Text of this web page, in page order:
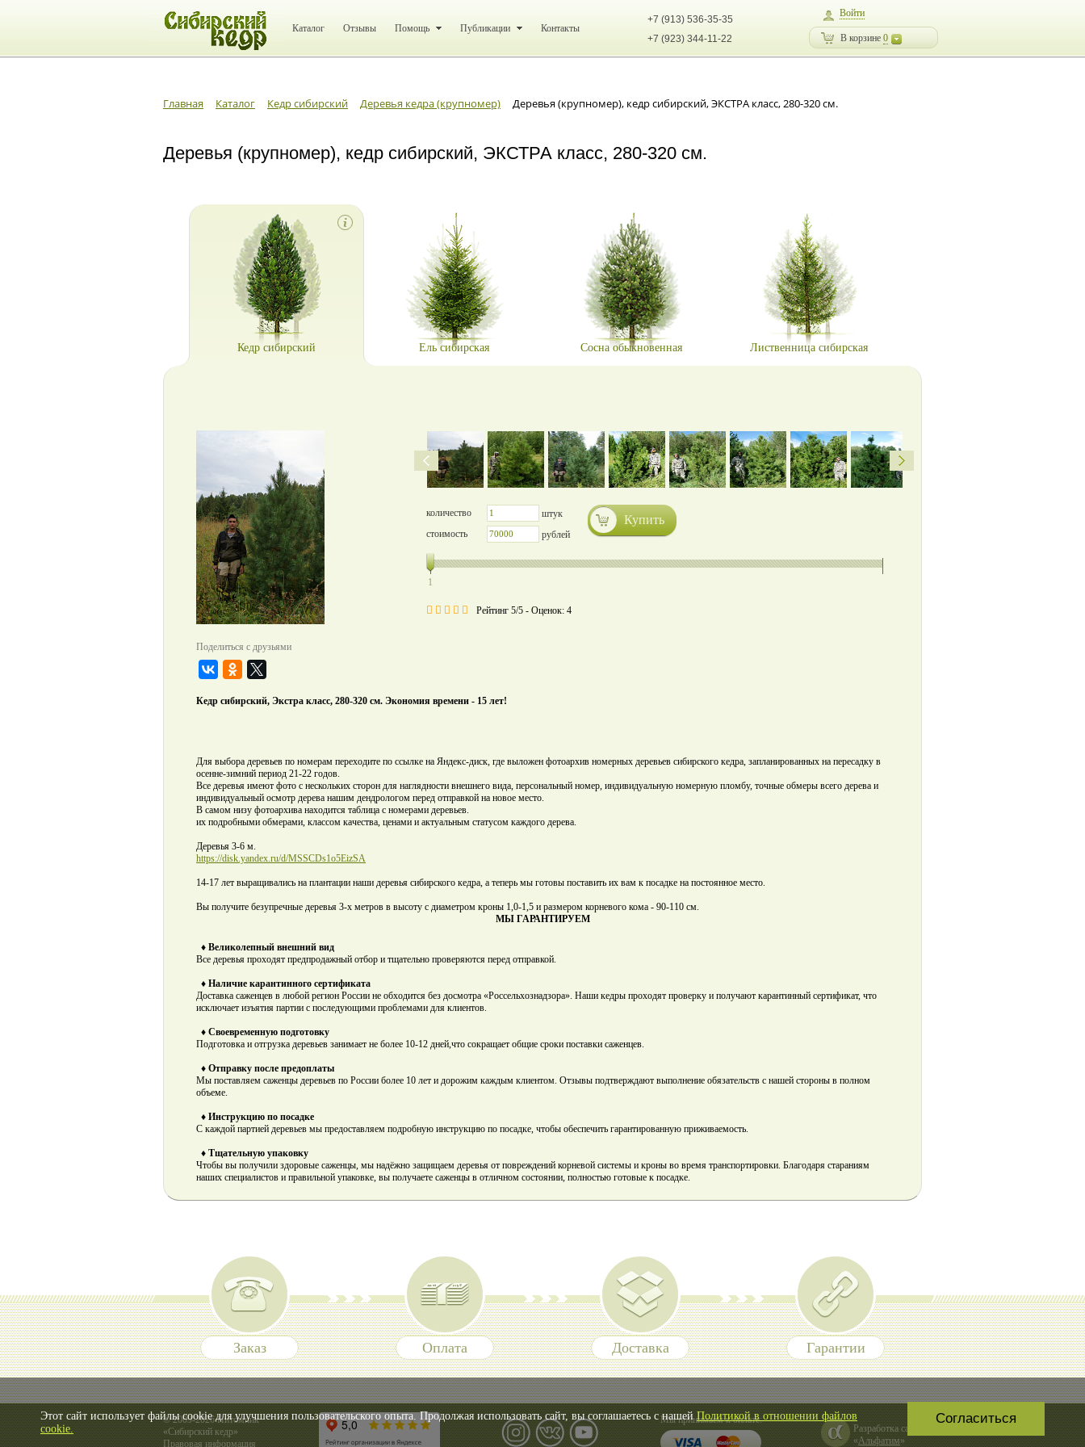
Войти
В корзине 0
+7 (913) 536-35-35
+7 (923) 344-11-22
Каталог Отзывы Помощь Публикации Контакты
Главная Каталог Кедр сибирский Деревья кедра (крупномер) Деревья (крупномер), кедр сибирский, ЭКСТРА класс, 280-320 см.
Деревья (крупномер), кедр сибирский, ЭКСТРА класс, 280-320 см.
Кедр сибирский Ель сибирская Сосна обыкновенная Лиственница сибирская
количество
штук
стоимость
рублей
Купить
1
Рейтинг 5/5 - Оценок: 4
Поделиться с друзьями
Кедр сибирский, Экстра класс, 280-320 см. Экономия времени - 15 лет!
Для выбора деревьев по номерам переходите по ссылке на Яндекс-диск, где выложен фотоархив номерных деревьев сибирского кедра, запланированных на пересадку в
осенне-зимний период 21-22 годов.
Все деревья имеют фото с нескольких сторон для наглядности внешнего вида, персональный номер, индивидуальную номерную пломбу, точные обмеры всего дерева и
индивидуальный осмотр дерева нашим дендрологом перед отправкой на новое место.
В самом низу фотоархива находится таблица с номерами деревьев.
их подробными обмерами, классом качества, ценами и актуальным статусом каждого дерева.
Деревья 3-6 м.
https://disk.yandex.ru/d/MSSCDs1o5EizSA
14-17 лет выращивались на плантации наши деревья сибирского кедра, а теперь мы готовы поставить их вам к посадке на постоянное место.
Вы получите безупречные деревья 3-х метров в высоту с диаметром кроны 1,0-1,5 и размером корневого кома - 90-110 см.
МЫ ГАРАНТИРУЕМ
♦ Великолепный внешний вид
Все деревья проходят предпродажный отбор и тщательно проверяются перед отправкой.
♦ Наличие карантинного сертификата
Доставка саженцев в любой регион России не обходится без досмотра «Россельхознадзора». Наши кедры проходят проверку и получают карантинный сертификат, что
исключает изъятия партии с последующими проблемами для клиентов.
♦ Своевременную подготовку
Подготовка и отгрузка деревьев занимает не более 10-12 дней,что сокращает общие сроки поставки саженцев.
♦ Отправку после предоплаты
Мы поставляем саженцы деревьев по России более 10 лет и дорожим каждым клиентом. Отзывы подтверждают выполнение обязательств с нашей стороны в полном
объеме.
♦ Инструкцию по посадке
С каждой партией деревьев мы предоставляем подробную инструкцию по посадке, чтобы обеспечить гарантированную приживаемость.
♦ Тщательную упаковку
Чтобы вы получили здоровые саженцы, мы надёжно защищаем деревья от повреждений корневой системы и кроны во время транспортировки. Благодаря стараниям
наших специалистов и правильной упаковке, вы получаете саженцы в отличном состоянии, полностью готовые к посадке.
Заказ Оплата Доставка Гарантии
© 2009-2026 Питомник
«Сибирский кедр»
Правовая информация
Мы принимаем к оплате:
Разработка сайта
«Альфатим»
Этот сайт использует файлы cookie для улучшения пользовательского опыта. Продолжая использовать сайт, вы соглашаетесь с нашейПолитикой в отношении файлов
cookie.
Согласиться